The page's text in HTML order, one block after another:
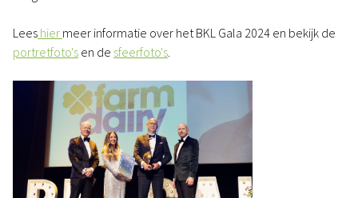
Lees hier meer informatie over het BKL Gala 2024 en bekijk de
portretfoto's en de sfeerfoto's.